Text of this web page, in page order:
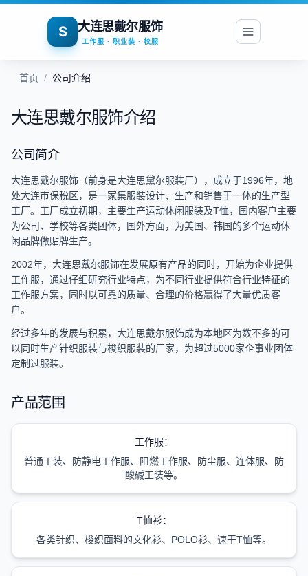
S 大连思戴尔服饰
工作服 · 职业装 · 校服
首页 / 公司介绍
大连思戴尔服饰介绍
公司简介
大连思戴尔服饰（前身是大连思黛尔服装厂），成立于1996年，地
处大连市保税区，是一家集服装设计、生产和销售于一体的生产型
工厂。工厂成立初期，主要生产运动休闲服装及T恤，国内客户主要
为公司、学校等各类团体，国外方面，为美国、韩国的多个运动休
闲品牌做贴牌生产。
2002年，大连思戴尔服饰在发展原有产品的同时，开始为企业提供
工作服，通过仔细研究行业特点，为不同行业提供符合行业特征的
工作服方案，同时以可靠的质量、合理的价格赢得了大量优质客
户。
经过多年的发展与积累，大连思戴尔服饰成为本地区为数不多的可
以同时生产针织服装与梭织服装的厂家，为超过5000家企事业团体
定制过服装。
产品范围
工作服：
普通工装、防静电工作服、阻燃工作服、防尘服、连体服、防
酸碱工装等。
T恤衫：
各类针织、梭织面料的文化衫、POLO衫、速干T恤等。